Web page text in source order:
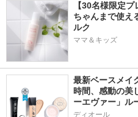
【30名様限定
ちゃんまで使え
ルク
ママ＆キッズ
最新ベースメイ
時間、感動の美
ーエヴァー」ル
ディオール